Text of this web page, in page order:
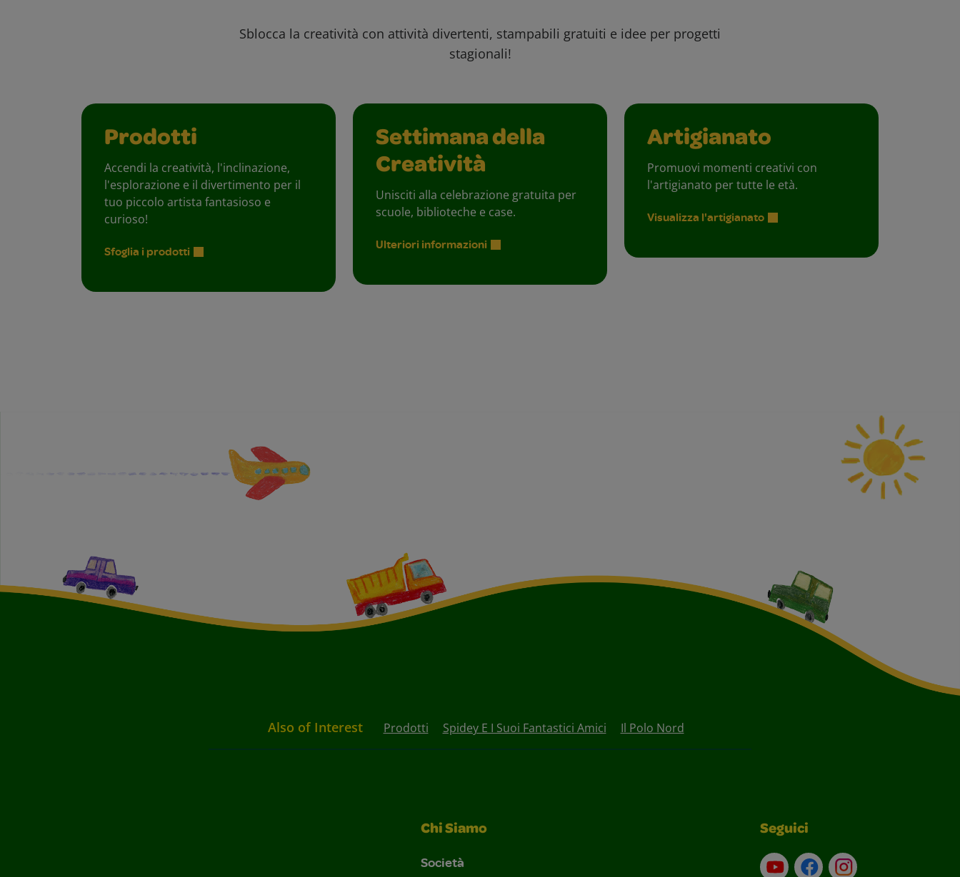
Sblocca la creatività con attività divertenti, stampabili gratuiti e idee per progetti
stagionali!
Prodotti
Accendi la creatività, l'inclinazione,
l'esplorazione e il divertimento per il
tuo piccolo artista fantasioso e
curioso!
Sfoglia i prodotti
Settimana della
Creatività
Unisciti alla celebrazione gratuita per
scuole, biblioteche e case.
Ulteriori informazioni
Artigianato
Promuovi momenti creativi con
l'artigianato per tutte le età.
Visualizza l'artigianato
Also of Interest Prodotti Spidey E I Suoi Fantastici Amici Il Polo Nord
Chi Siamo
Società
Seguici
Su YouTube
ContattiProfilo Instagram